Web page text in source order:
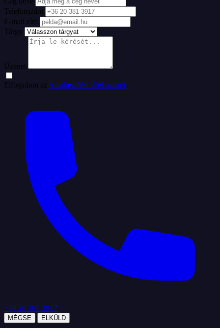
Telefonszám
E-mail cím
Tárgy
Üzenet
Elfogadom az Adatkezelési tájékoztatót
+36 20 381 3917
MÉGSE ELKÜLD